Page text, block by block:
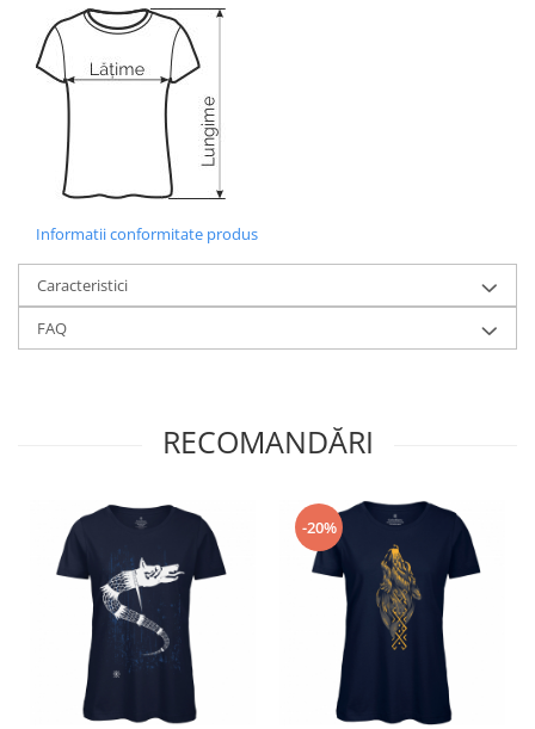
Informatii conformitate produs
Caracteristici
FAQ
RECOMANDĂRI
-20%